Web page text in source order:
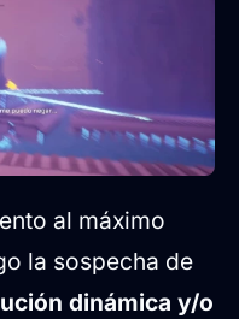
al máximo
la sospecha de
dinámica y/o